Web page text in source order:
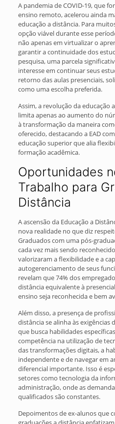
A pandemia de COVID-19, que
ensino remoto, acelerou ainda
educação a distância. Para
opção viável durante esse
não apenas em virtualizar o
garantir a continuidade dos
pesquisa, uma parcela
interesse em continuar seus
retorno das aulas presenciais,
como uma escolha preferida.
Assim, a revolução da educação
limita apenas ao aumento do
à transformação da maneira
oferecido, destacando a EAD
educação superior que alia
formação acadêmica.
Oportunidades
Trabalho para
Distância
A ascensão da Educação a
nova realidade no que diz
Graduados com uma pós-
cada vez mais sendo
valorizaram a flexibilidade e a
autogerenciamento de seus
revelam que 74% dos
distância equivalente à
ensino seja reconhecida e bem
Além disso, a presença de
distância se alinha às
que busca habilidades
competência na utilização de
das transformações digitais, a
independente e de navegar em
diferencial importante. Isso é
setores como tecnologia da
administração, onde as
qualificados são constantes.
Depoimentos de ex-alunos que